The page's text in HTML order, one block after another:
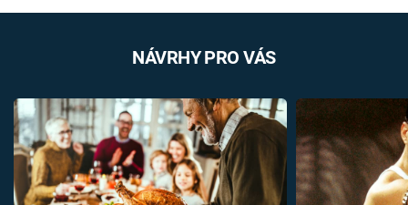
NÁVRHY PRO VÁS